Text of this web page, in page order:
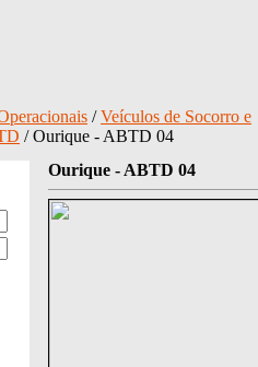
/Veículos de Socorro e
/ Ourique - ABTD 04
Ourique - ABTD 04